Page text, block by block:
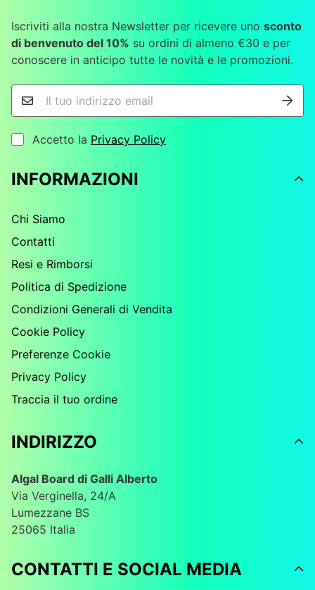
Iscriviti alla nostra Newsletter per ricevere uno sconto
di benvenuto del 10% su ordini di almeno €30 e per
conoscere in anticipo tutte le novità e le promozioni.
Accetto la Privacy Policy
INFORMAZIONI
Chi Siamo
Contatti
Resi e Rimborsi
Politica di Spedizione
Condizioni Generali di Vendita
Cookie Policy
Preferenze Cookie
Privacy Policy
Traccia il tuo ordine
INDIRIZZO
Algal Board di Galli Alberto
Via Verginella, 24/A
Lumezzane BS
25065 Italia
CONTATTI E SOCIAL MEDIA